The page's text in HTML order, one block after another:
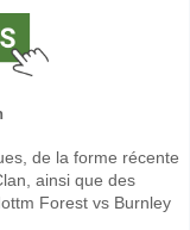
de la forme récente
ainsi que des
Forest vs Burnley